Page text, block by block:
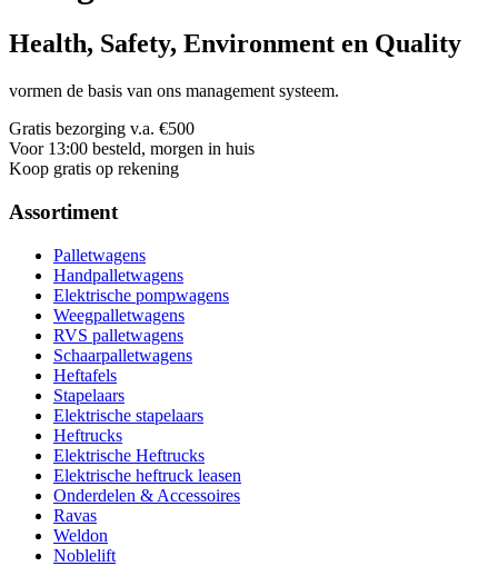
Health, Safety, Environment en Quality
vormen de basis van ons management systeem.
Gratis bezorging v.a. €500
Voor 13:00 besteld, morgen in huis
Koop gratis op rekening
Assortiment
Palletwagens
Handpalletwagens
Elektrische pompwagens
Weegpalletwagens
RVS palletwagens
Schaarpalletwagens
Heftafels
Stapelaars
Elektrische stapelaars
Heftrucks
Elektrische Heftrucks
Elektrische heftruck leasen
Onderdelen & Accessoires
Ravas
Weldon
Noblelift